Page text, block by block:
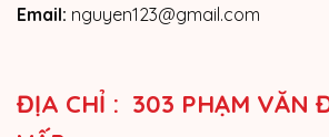
Email: nguyen123@gmail.com
ĐỊA CHỈ : 303 PHẠM VĂN